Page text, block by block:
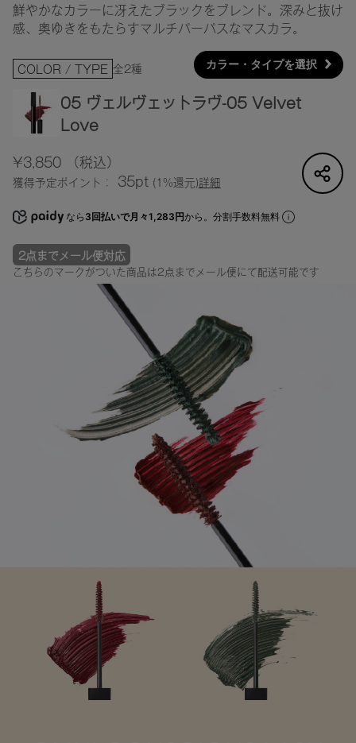
鮮やかなカラーに冴えたブラックをブレンド。深みと抜け
感、奥ゆきをもたらすマルチパーパスなマスカラ。
COLOR / TYPE 全2種 カラー・タイプを選択
05 ヴェルヴェットラヴ-05 Velvet
Love
¥3,850（税込）
獲得予定ポイント： 35pt (1%還元)詳細
なら 3回払いで月々1,283円から。分割手数料無料
2点までメール便対応
こちらのマークがついた商品は2点までメール便にて配送可能です